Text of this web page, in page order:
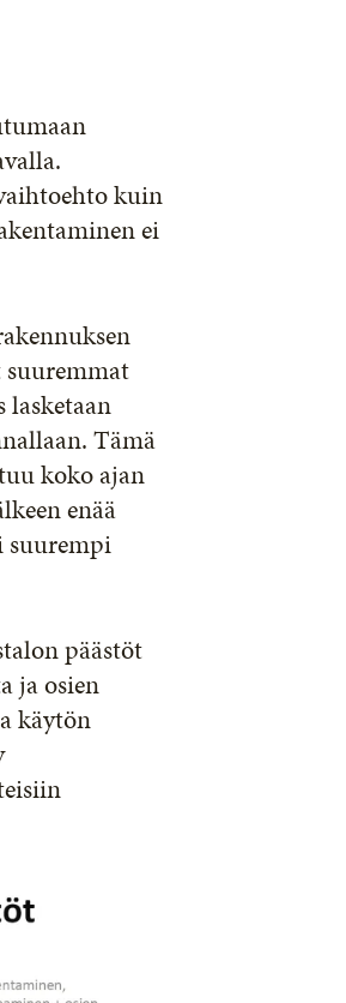
kuin
ei
lasketaan
Tämä
koko ajan
enää
suurempi
päästöt
ja osien
käytön